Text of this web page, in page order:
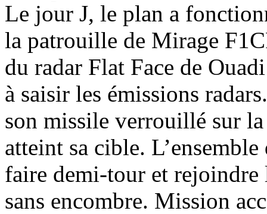
Le jour J, le plan a
la patrouille de Mirage
du radar Flat Face de
à saisir les émissions
son missile verrouillé sur
atteint sa cible.
faire demi-tour et rejoindre
sans encombre. Mission